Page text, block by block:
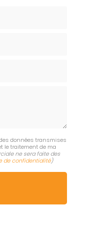
données transmises
le traitement de ma
ne sera faite des
de confidentialité)